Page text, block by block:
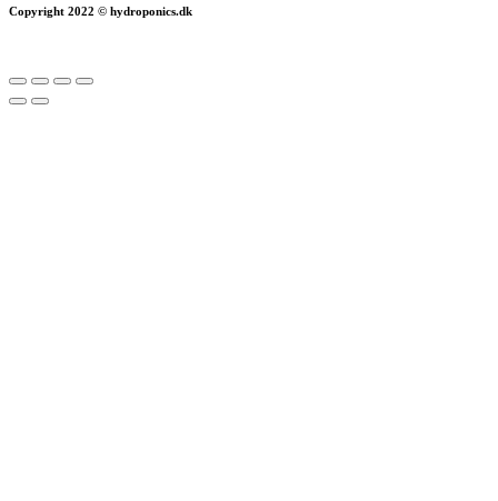
Copyright 2022 © hydroponics.dk